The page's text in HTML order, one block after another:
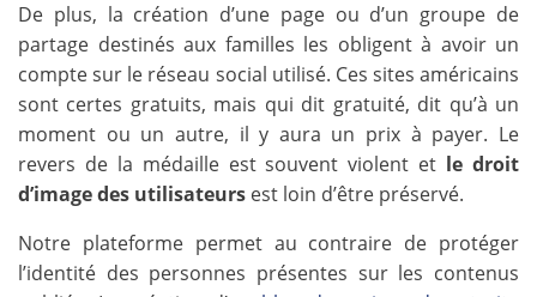
De plus, la création d’une page ou d’un groupe de
partage destinés aux familles les obligent à avoir un
compte sur le réseau social utilisé. Ces sites américains
sont certes gratuits, mais qui dit gratuité, dit qu’à un
moment ou un autre, il y aura un prix à payer. Le
revers de la médaille est souvent violent et le droit
d’image des utilisateurs est loin d’être préservé.
Notre plateforme permet au contraire de protéger
l’identité des personnes présentes sur les contenus